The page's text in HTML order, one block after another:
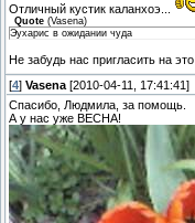
Отличный кустик каланхоэ...
Quote (Vasena)
Эухарис в ожидании чуда
Не забудь нас пригласить на
[4] Vasena [2010-04-11, 17:41:41]
Спасибо, Людмила, за помощь.
А у нас уже ВЕСНА!